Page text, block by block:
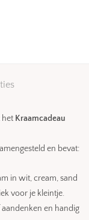
het Kraamcadeau
en bevat:
in wit, cream, sand
voor je kleintje.
en handig